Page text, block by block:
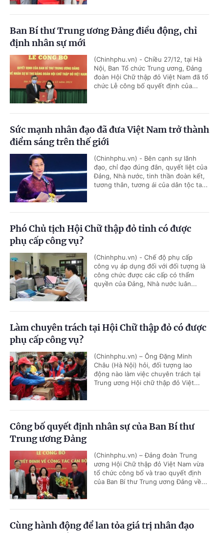
Ban Bí thư Trung ương Đảng điều động, chỉ
định nhân sự mới
(Chinhphu.vn) - Chiều 27/12, tại Hà
Nội, Ban Tổ chức Trung ương, Đảng
đoàn Hội Chữ thập đỏ Việt Nam đã tổ
chức Lễ công bố quyết định của...
Sức mạnh nhân đạo đã đưa Việt Nam trở thành
điểm sáng trên thế giới
(Chinhphu.vn) - Bên cạnh sự lãnh
đạo, chỉ đạo đúng đắn, quyết liệt của
Đảng, Nhà nước, tinh thần đoàn kết,
tương thân, tương ái của dân tộc ta...
Phó Chủ tịch Hội Chữ thập đỏ tỉnh có được
phụ cấp công vụ?
(Chinhphu.vn) - Chế độ phụ cấp
công vụ áp dụng đối với đối tượng là
công chức được các cấp có thẩm
quyền của Đảng, Nhà nước luân...
Làm chuyên trách tại Hội Chữ thập đỏ có được
phụ cấp công vụ?
(Chinhphu.vn) – Ông Đặng Minh
Châu (Hà Nội) hỏi, đối tượng lao
động nào làm việc chuyên trách tại
Trung ương Hội chữ thập đỏ Việt...
Công bố quyết định nhân sự của Ban Bí thư
Trung ương Đảng
(Chinhphu.vn) – Đảng đoàn Trung
ương Hội Chữ thập đỏ Việt Nam vừa
tổ chức công bố và trao quyết định
của Ban Bí thư Trung ương Đảng về...
Cùng hành động để lan tỏa giá trị nhân đạo